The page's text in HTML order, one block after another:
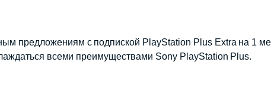
предложениям с подпиской PlayStation Plus Extra на 1
всеми преимуществами Sony PlayStation Plus.